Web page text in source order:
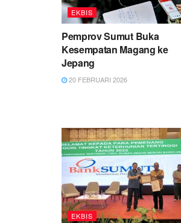
EKBIS
Pemprov Sumut Buka
Kesempatan Magang ke
Jepang
20 FEBRUARI 2026
EKBIS